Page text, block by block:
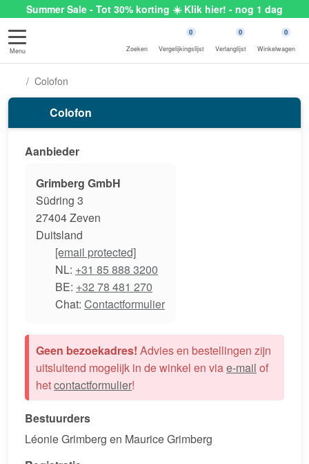
Summer Sale - Tot 30% korting ☀️ Klik hier! - nog 1 dag
Menu Zoeken
0
Vergelijkingslijst
0
Verlanglijst
0
Winkelwagen
Colofon
Colofon
Aanbieder
Grimberg GmbH
Südring 3
27404 Zeven
Duitsland
[email protected]
NL: +31 85 888 3200
BE: +32 78 481 270
Chat: Contactformulier
Geen bezoekadres! Advies en bestellingen zijn
uitsluitend mogelijk in de winkel en viae-mail of
hetcontactformulier!
Bestuurders
Léonie Grimberg en Maurice Grimberg